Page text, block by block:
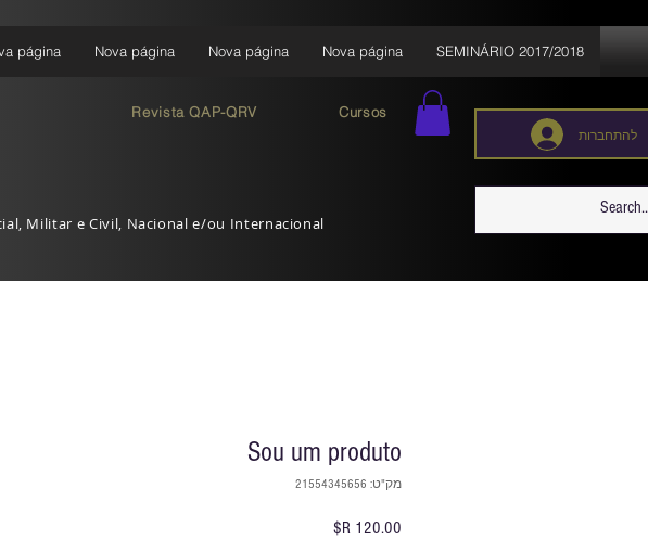
Cursos
Revista QAP-QRV
Militar e Civil, Nacional e/ou Internacional
להתחברות
página Nova página Nova página Nova página SEMINÁRIO 2017/2018
Sou um produto
מק"ט: 21554345656
מחיר